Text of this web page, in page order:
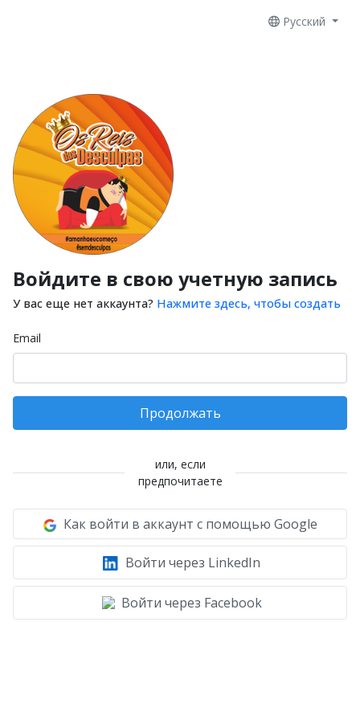
Русский
Войдите в свою учетную запись
У вас еще нет аккаунта? Нажмите здесь, чтобы создать
Email
Продолжать
или, если
предпочитаете
Как войти в аккаунт с помощью Google
Войти через LinkedIn
Войти через Facebook